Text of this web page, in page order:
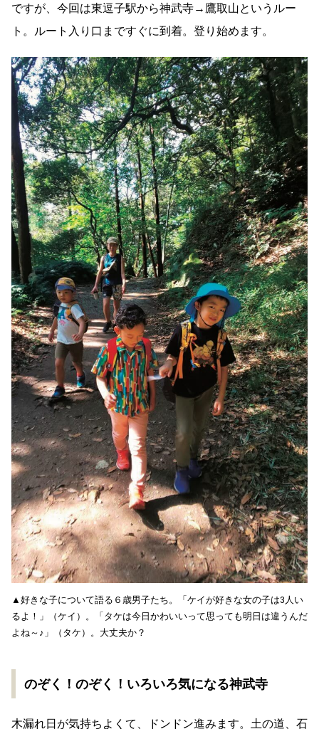
ですが、今回は東逗子駅から神武寺→鷹取山というルー
ト。ルート入り口まですぐに到着。登り始めます。
▲好きな子について語る６歳男子たち。「ケイが好きな女の子は3人い
るよ！」（ケイ）。「タケは今日かわいいって思っても明日は違うんだ
よね～♪」（タケ）。大丈夫か？
のぞく！のぞく！いろいろ気になる神武寺
木漏れ日が気持ちよくて、ドンドン進みます。土の道、石